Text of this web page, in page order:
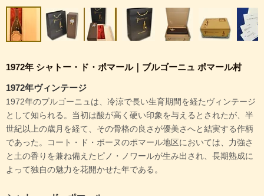
1972年 シャトー・ド・ポマール｜ブルゴーニュ ポマール村
1972年ヴィンテージ
1972年のブルゴーニュは、冷涼で長い生育期間を経たヴィンテージ
として知られる。当初は酸が高く硬い印象を与えるとされたが、半
世紀以上の歳月を経て、その骨格の良さが優美さへと結実する作柄
であった。コート・ド・ボーヌのポマール地区においては、力強さ
と土の香りを兼ね備えたピノ・ノワールが生み出され、長期熟成に
よって独自の魅力を花開かせた年である。